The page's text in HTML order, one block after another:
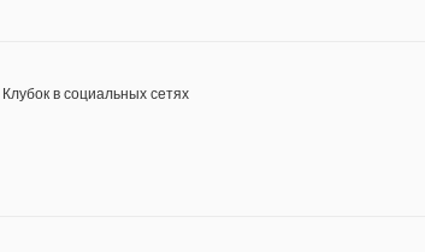
в социальных сетях